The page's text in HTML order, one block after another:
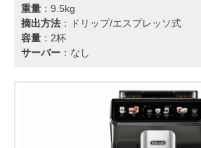
重量 ：9.5kg
摘出方法 ：ドリップ/エスプレッソ式
容量 ：2杯
サーバー ：なし